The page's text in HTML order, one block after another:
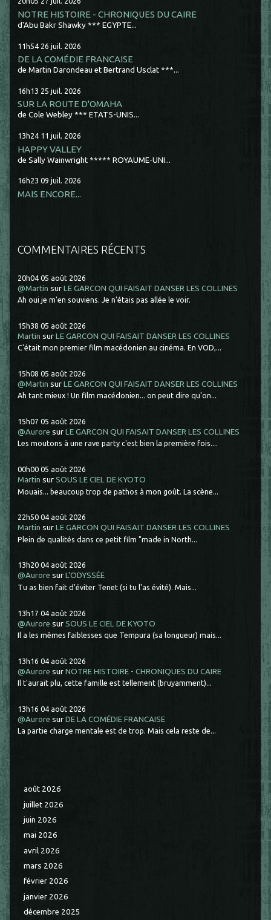
NOTRE HISTOIRE - CHRONIQUES DU CAIRE
d'Abu Bakr Shawky *** EGYPTE...
11h54 26 juil. 2026
DE LA COMÉDIE FRANCAISE
de Martin Darondeau et Bertrand Usclat ***...
16h13 25 juil. 2026
SUR LA ROUTE D'OMAHA
de Cole Webley *** ETATS-UNIS...
13h24 11 juil. 2026
HAPPY VALLEY
de Sally Wainwright ***** ROYAUME-UNI...
16h23 09 juil. 2026
MAIS ENCORE...
COMMENTAIRES RÉCENTS
20h04 05 août 2026
@Martin surLE GARCON QUI FAISAIT DANSER LES COLLINES
Ah oui je m'en souviens. Je n'étais pas allée le voir.
15h38 05 août 2026
Martin surLE GARCON QUI FAISAIT DANSER LES COLLINES
C'était mon premier film macédonien au cinéma. En VOD,...
15h08 05 août 2026
@Martin surLE GARCON QUI FAISAIT DANSER LES COLLINES
Ah tant mieux ! Un film macédonien... on peut dire qu'on...
15h07 05 août 2026
@Aurore surLE GARCON QUI FAISAIT DANSER LES COLLINES
Les moutons à une rave party c'est bien la première fois....
00h00 05 août 2026
Martin surSOUS LE CIEL DE KYOTO
Mouais... beaucoup trop de pathos à mon goût. La scène...
22h50 04 août 2026
Martin surLE GARCON QUI FAISAIT DANSER LES COLLINES
Plein de qualités dans ce petit film "made in North...
13h20 04 août 2026
@Aurore surL'ODYSSÉE
Tu as bien fait d'éviter Tenet (si tu l'as évité). Mais...
13h17 04 août 2026
@Aurore surSOUS LE CIEL DE KYOTO
Il a les mêmes faiblesses que Tempura (sa longueur) mais...
13h16 04 août 2026
@Aurore surNOTRE HISTOIRE - CHRONIQUES DU CAIRE
Il t'aurait plu, cette famille est tellement (bruyamment)...
13h16 04 août 2026
@Aurore surDE LA COMÉDIE FRANCAISE
La partie charge mentale est de trop. Mais cela reste de...
août 2026
juillet 2026
juin 2026
mai 2026
avril 2026
mars 2026
février 2026
janvier 2026
décembre 2025